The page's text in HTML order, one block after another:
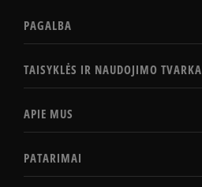
PAGALBA
TAISYKLĖS IR NAUDOJIMO TVARKA
APIE MUS
PATARIMAI